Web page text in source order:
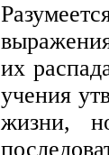
их
учения
жизни,